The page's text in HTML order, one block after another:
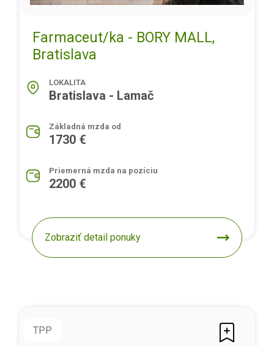
Farmaceut/ka - BORY MALL,
Bratislava
LOKALITA
Bratislava - Lamač
Základná mzda od
1730 €
Priemerná mzda na pozíciu
2200 €
Zobraziť detail ponuky
TPP